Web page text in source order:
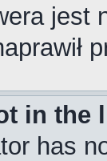
jest
in the
has